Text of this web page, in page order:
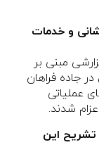
و خدمات
امروز سوم اسفند‌ماه ۱۴۰۴، گزارشی مبنی بر
جاده فراهان
عملیاتی
این